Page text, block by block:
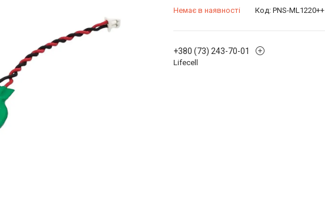
Немає в наявності Код: PNS-ML1220++
+380 (73) 243-70-01
Lifecell